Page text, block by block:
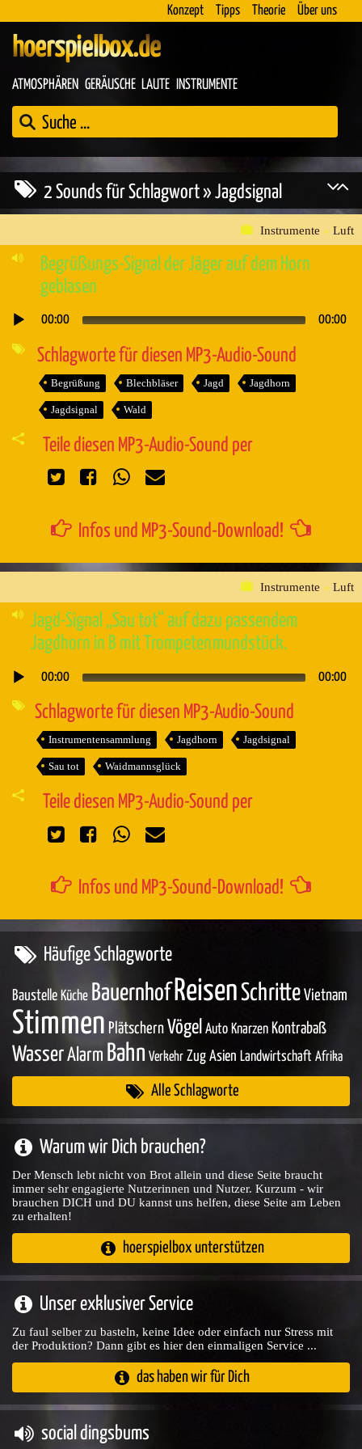
Konzept Tipps Theorie Über uns
hoerspielbox.de
ATMOSPHÄREN GERÄUSCHE LAUTE INSTRUMENTE
2 Sounds für Schlagwort » Jagdsignal
Instrumente » Luft
Begrüßungs-Signal der Jäger auf dem Horn
geblasen
Audio-
00:00 00:00
Schlagworte für diesen MP3-Audio-Sound
Begrüßung Blechbläser Jagd Jagdhorn
Jagdsignal Wald
Teile diesen MP3-Audio-Sound per
Infos und MP3-Sound-Download!
Instrumente » Luft
Jagd-Signal „Sau tot“ auf dazu passendem
Jagdhorn in B mit Trompetenmundstück.
Audio-
00:00 00:00
Schlagworte für diesen MP3-Audio-Sound
Instrumentensammlung Jagdhorn Jagdsignal
Sau tot Waidmannsglück
Teile diesen MP3-Audio-Sound per
Infos und MP3-Sound-Download!
Häufige Schlagworte
Baustelle Küche Bauernhof ReisenSchritte Vietnam
Stimmen Plätschern Vögel Auto Knarzen Kontrabaß
WasserAlarm Bahn Verkehr Zug Asien Landwirtschaft Afrika
Alle Schlagworte
Warum wir Dich brauchen?
Der Mensch lebt nicht von Brot allein und diese Seite braucht
immer sehr engagierte Nutzerinnen und Nutzer. Kurzum - wir
brauchen DICH und DU kannst uns helfen, diese Seite am Leben
zu erhalten!
hoerspielbox unterstützen
Unser exklusiver Service
Zu faul selber zu basteln, keine Idee oder einfach nur Stress mit
der Produktion? Dann gibt es hier den einmaligen Service ...
das haben wir für Dich
social dingsbums